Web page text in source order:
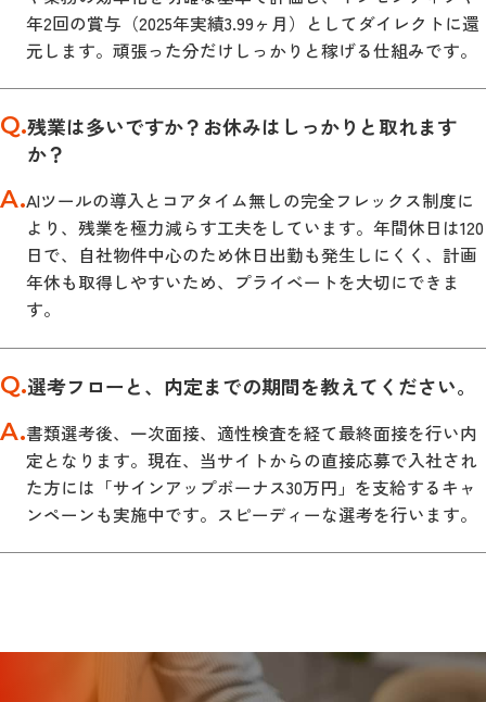
年2回の賞与（2025年実績3.99ヶ月）としてダイレクトに還
元します。頑張った分だけしっかりと稼げる仕組みです。
Q.残業は多いですか？お休みはしっかりと取れます
か？
A.AIツールの導入とコアタイム無しの完全フレックス制度に
より、残業を極力減らす工夫をしています。年間休日は120
日で、自社物件中心のため休日出勤も発生しにくく、計画
年休も取得しやすいため、プライベートを大切にできま
す。
Q.選考フローと、内定までの期間を教えてください。
A.書類選考後、一次面接、適性検査を経て最終面接を行い内
定となります。現在、当サイトからの直接応募で入社され
た方には「サインアップボーナス30万円」を支給するキャ
ンペーンも実施中です。スピーディーな選考を行います。